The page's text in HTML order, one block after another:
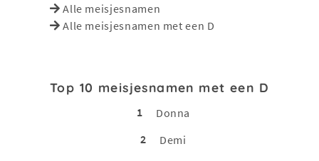
Alle meisjesnamen
Alle meisjesnamen met een D
Top 10 meisjesnamen met een D
1
Donna
2
Demi